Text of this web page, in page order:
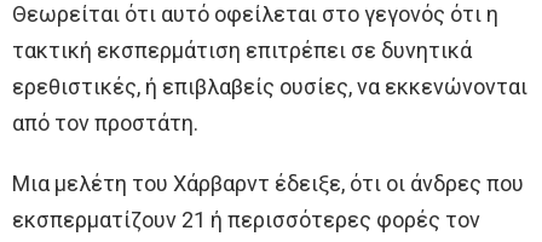
Θεωρείται ότι αυτό οφείλεται στο γεγονός ότι η
τακτική εκσπερμάτιση επιτρέπει σε δυνητικά
ερεθιστικές, ή επιβλαβείς ουσίες, να εκκενώνονται
από τον προστάτη.
Μια μελέτη του Χάρβαρντ έδειξε, ότι οι άνδρες που
εκσπερματίζουν 21 ή περισσότερες φορές τον